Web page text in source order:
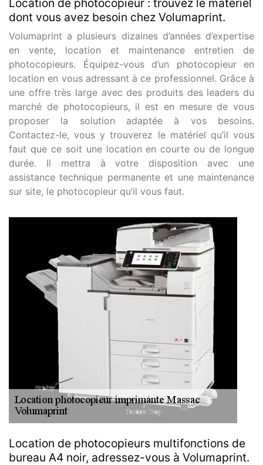
Location de photocopieur : trouvez le matériel
dont vous avez besoin chez Volumaprint.
Volumaprint a plusieurs dizaines d’années d’expertise
en vente, location et maintenance entretien de
photocopieurs. Équipez-vous d’un photocopieur en
location en vous adressant à ce professionnel. Grâce à
une offre très large avec des produits des leaders du
marché de photocopieurs, il est en mesure de vous
proposer la solution adaptée à vos besoins.
Contactez-le, vous y trouverez le matériel qu’il vous
faut que ce soit une location en courte ou de longue
durée. Il mettra à votre disposition avec une
assistance technique permanente et une maintenance
sur site, le photocopieur qu’il vous faut.
Location de photocopieurs multifonctions de
bureau A4 noir, adressez-vous à Volumaprint.